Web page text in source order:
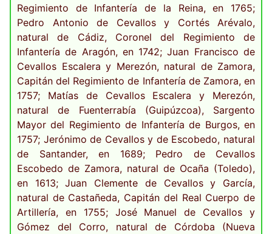
Regimiento de Infantería de la Reina, en 1765;
Pedro Antonio de Cevallos y Cortés Arévalo,
natural de Cádiz, Coronel del Regimiento de
Infantería de Aragón, en 1742; Juan Francisco de
Cevallos Escalera y Merezón, natural de Zamora,
Capitán del Regimiento de Infantería de Zamora, en
1757; Matías de Cevallos Escalera y Merezón,
natural de Fuenterrabía (Guipúzcoa), Sargento
Mayor del Regimiento de Infantería de Burgos, en
1757; Jerónimo de Cevallos y de Escobedo, natural
de Santander, en 1689; Pedro de Cevallos
Escobedo de Zamora, natural de Ocaña (Toledo),
en 1613; Juan Clemente de Cevallos y García,
natural de Castañeda, Capitán del Real Cuerpo de
Artillería, en 1755; José Manuel de Cevallos y
Gómez del Corro, natural de Córdoba (Nueva